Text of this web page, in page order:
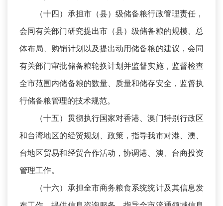
（十四）承担市（县）级储备粮行政管理责任，
会同有关部门研究提出市（县）级储备粮的规模、总
体布局、购销计划以及提出动用储备粮的建议，会同
有关部门审批储备粮轮换计划并监督实施，监督检查
全市范围内储备粮的数量、质量和储存安全，监督执
行储备粮管理的技术规范。
（十五）贯彻执行国家对香港、澳门特别行政区
和台湾地区的经贸规划、政策，指导我市对港、澳、
台地区贸易和经贸合作活动，协调港、澳、台商投资
管理工作。
（十六）承担全市商务粮食系统统计及其信息发